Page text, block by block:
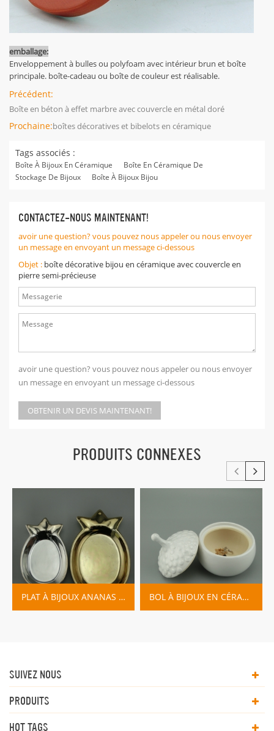
emballage:
Enveloppement à bulles ou polyfoam avec intérieur brun et boîte
principale. boîte-cadeau ou boîte de couleur est réalisable.
Précédent:
Boîte en béton à effet marbre avec couvercle en métal doré
Prochaine:boîtes décoratives et bibelots en céramique
Tags associés :
Boîte À Bijoux En Céramique
Boîte En Céramique De
Stockage De Bijoux
Boîte À Bijoux Bijou
CONTACTEZ-NOUS MAINTENANT!
avoir une question? vous pouvez nous appeler ou nous envoyer
un message en envoyant un message ci-dessous
Objet : boîte décorative bijou en céramique avec couvercle en
pierre semi-précieuse
avoir une question? vous pouvez nous appeler ou nous envoyer
un message en envoyant un message ci-dessous
OBTENIR UN DEVIS MAINTENANT!
PRODUITS CONNEXES
PLAT À BIJOUX ANANAS EN OR ET ARGENT MÉTALLISÉ BOL À BIJOUX EN CÉRAMIQUE AVEC COUVERCLE
SUIVEZ NOUS
PRODUITS
HOT TAGS